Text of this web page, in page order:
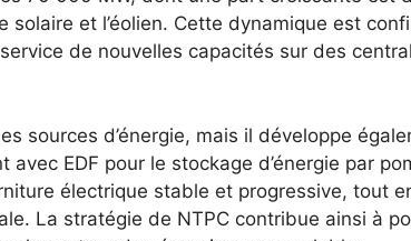
solaire et l’éolien. Cette dynamique est
de nouvelles capacités sur des
sources d’énergie, mais il développe
EDF pour le stockage d’énergie par
électrique stable et progressive, tout
La stratégie de NTPC contribue ainsi à